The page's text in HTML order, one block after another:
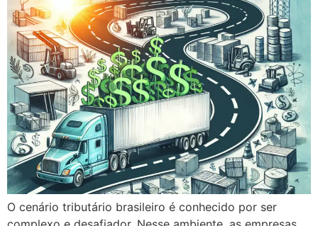
O cenário tributário brasileiro é conhecido por ser